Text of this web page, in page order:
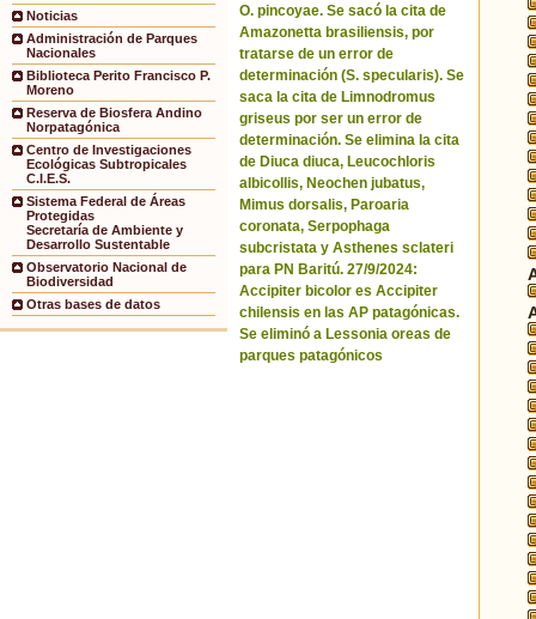
Noticias
Administración de Parques
Nacionales
Biblioteca Perito Francisco P.
Moreno
Reserva de Biosfera Andino
Norpatagónica
Centro de Investigaciones
Ecológicas Subtropicales
C.I.E.S.
Sistema Federal de Áreas
Protegidas
Secretaría de Ambiente y
Desarrollo Sustentable
Observatorio Nacional de
Biodiversidad
Otras bases de datos
O. pincoyae. Se sacó la cita de
Amazonetta brasiliensis, por
tratarse de un error de
determinación (S. specularis). Se
saca la cita de Limnodromus
griseus por ser un error de
determinación. Se elimina la cita
de Diuca diuca, Leucochloris
albicollis, Neochen jubatus,
Mimus dorsalis, Paroaria
coronata, Serpophaga
subcristata y Asthenes sclateri
para PN Baritú. 27/9/2024:
Accipiter bicolor es Accipiter
chilensis en las AP patagónicas.
Se eliminó a Lessonia oreas de
parques patagónicos